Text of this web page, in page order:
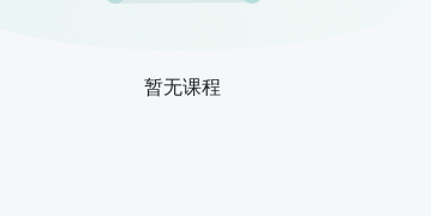
暂无课程